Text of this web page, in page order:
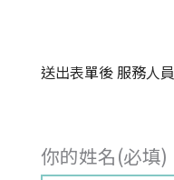
送出表單後 服務人
你的姓名(必填)